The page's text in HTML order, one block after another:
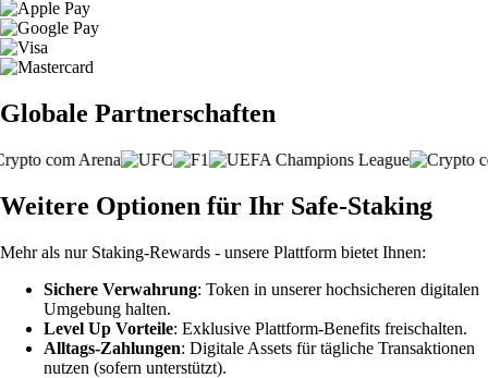
Globale Partnerschaften
Weitere Optionen für Ihr Safe-Staking
Mehr als nur Staking-Rewards - unsere Plattform bietet Ihnen:
Sichere Verwahrung: Token in unserer hochsicheren digitalen
Umgebung halten.
Level Up Vorteile: Exklusive Plattform-Benefits freischalten.
Alltags-Zahlungen: Digitale Assets für tägliche Transaktionen
nutzen (sofern unterstützt).